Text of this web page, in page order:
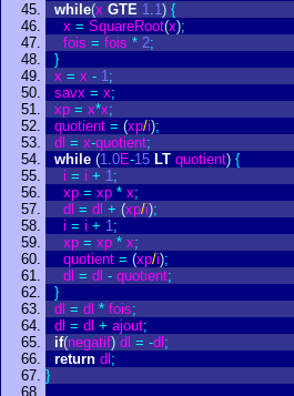
while(x GTE 1.1) {
x = SquareRoot(x);
fois = fois * 2;
}
x = x - 1;
savx = x;
xp = x*x;
quotient = (xp/i);
dl = x-quotient;
while (1.0E-15 LT quotient) {
i = i + 1;
xp = xp * x;
dl = dl + (xp/i);
i = i + 1;
xp = xp * x;
quotient = (xp/i);
dl = dl - quotient;
}
dl = dl * fois;
dl = dl + ajout;
if(negatif) dl = -dl ;
return dl ;
}